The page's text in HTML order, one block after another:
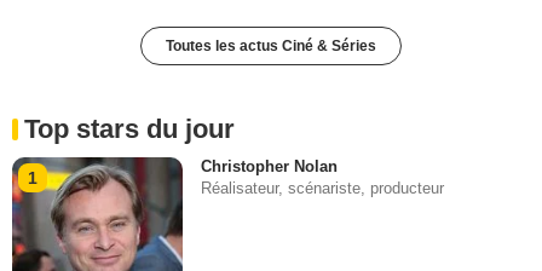
Toutes les actus Ciné & Séries
Top stars du jour
1
Christopher Nolan
Réalisateur, scénariste, producteur